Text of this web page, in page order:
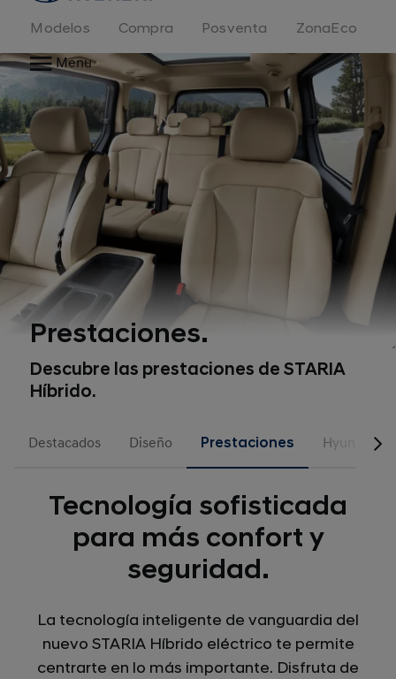
Modelos Compra Posventa
ZonaEco
Menu
Prestaciones.
Descubre las prestaciones de STARIA
Híbrido.
Destacados Diseño Prestaciones Hyundai
Tecnología sofisticada
para más confort y
seguridad.
La tecnología inteligente de vanguardia del
nuevo STARIA Híbrido eléctrico te permite
centrarte en lo más importante. Disfruta de